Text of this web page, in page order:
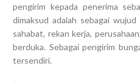
pengirim kepada penerima
dimaksud adalah sebagai
sahabat, rekan kerja,
berduka. Sebagai pengirim
tersendiri.